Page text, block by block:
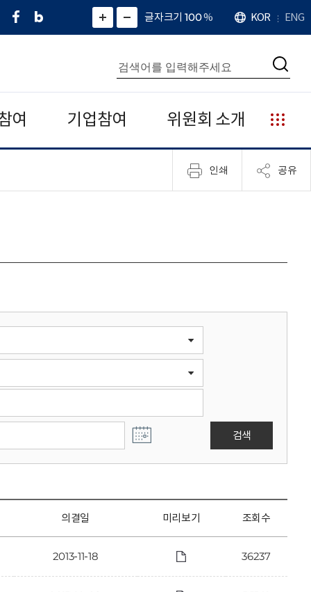
페
네
그
)
화
면
면
소
확
대
치
글자크기 100%
언
어
KOR ENG
통
합
검
색
검
여 기업참여 위원회 소개
누
리
집
안
인쇄 공유
검색
의결일 미리보기 조회수
2013-11-18 36237